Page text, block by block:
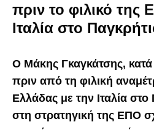
πριν το φιλικό της
Ιταλία στο
Ο Μάκης Γκαγκάτσης, κατά
πριν από τη φιλική
Ελλάδας με την Ιταλία
στη στρατηγική της ΕΠΟ